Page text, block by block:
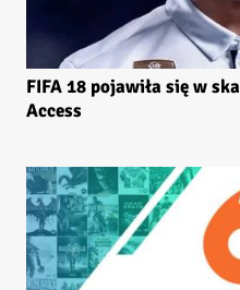
FIFA 18 pojawiła się w
Access